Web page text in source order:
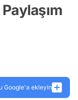
Google'a ekleyin